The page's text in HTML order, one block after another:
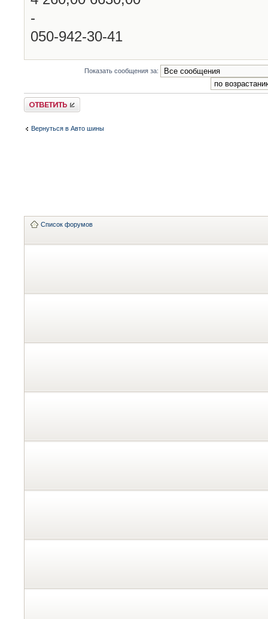
-
050-942-30-41
Показать сообщения за:
Ответить
Вернуться в Авто шины
Список форумов